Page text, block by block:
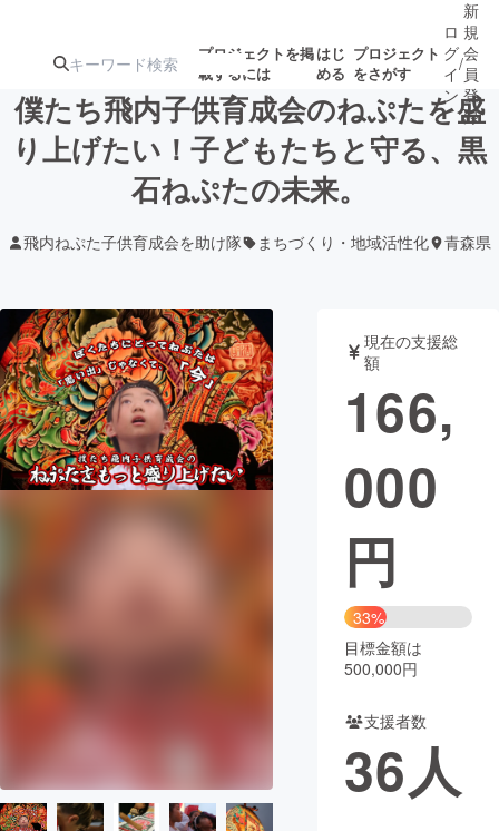
プロジェクトを掲
載するには
はじ
める
プロジェクト
をさがす
注目のリ 注目の新着プロ募集終了が近いプ
テクノロジー・ガジェット
映像・映画 書籍・雑誌
ビジネス・起業 チャレンジ
CAMPFIRE Creation
コミュニティ
ロ
グ
イ
ン
/
新
規
会
員
登
録
僕たち飛内子供育成会のねぷたを盛
り上げたい！子どもたちと守る、黒
石ねぷたの未来。
飛内ねぷた子供育成会を助け隊 まちづくり・地域活性化 青森県
現在の支援総
額
166,
000
円
33%
目標金額は
500,000円
支援者数
36人